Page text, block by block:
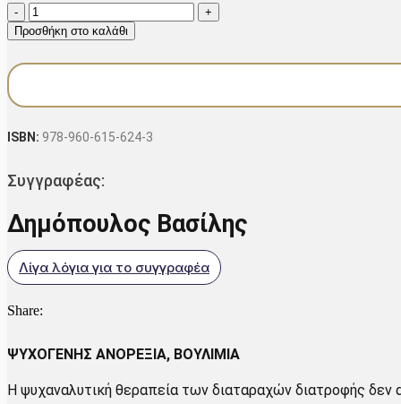
was:
€12.00.
τιμή
Η
ψυχαναλυτική
κατανόηση
ποσότητα
Προσθήκη στο καλάθι
ISBN: 978-960-615-624-3
Συγγραφέας:
Δημόπουλος Βασίλης
Λίγα λόγια για το συγγραφέα
Share:
ΨΥΧΟΓΕΝΗΣ ΑΝΟΡΕΞΙΑ, ΒΟΥΛΙΜΙΑ
Η ψυχαναλυτική θεραπεία των διαταραχών διατροφής δεν